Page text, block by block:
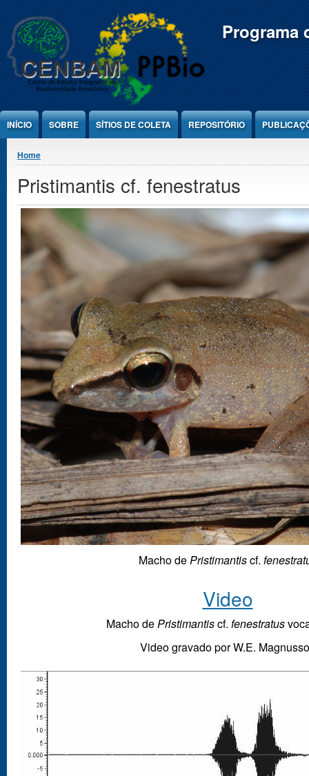
Programa
INÍCIO SOBRE SÍTIOS DE COLETA REPOSITÓRIO
You are here
Home
Pristimantis cf. fenestratus
Macho dePristimantiscf.
Video
Macho dePristimantiscf. fenestratus
Video gravado por W.E.